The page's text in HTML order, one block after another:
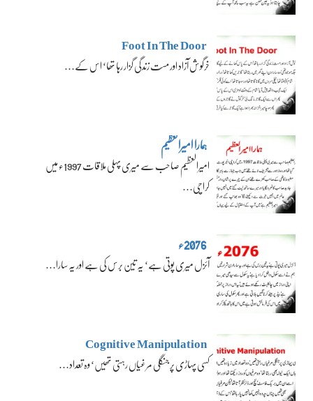
Foot In The Door
خرگوش آزاد اور مست زندگی گزار رہا تھا‘ اس کے…
ہمارا امیرالعظیم
امیرالعظیم صاحب سے میری پہلی ملاقات 1997ء میں
کراچی…
2076ء
آئزل میری پوتی ہے‘ یہ تین برس کی ہے اور یہ سارا…
Cognitive Manipulation
کسی پہاڑی پر جنگلی مرغیاں رہتی تھیں‘ وہ تعداد…